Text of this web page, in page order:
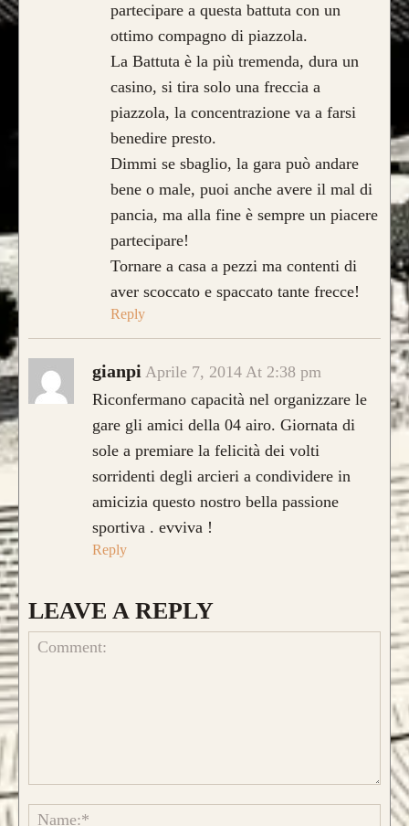
CONFIGURA E ORDINA IL
composta da4 lamine di legno.
partecipare a questa battuta con un
ottimo compagno di piazzola.
La Battuta è la più tremenda, dura un
casino, si tira solo una freccia a
piazzola, la concentrazione va a farsi
benedire presto.
Dimmi se sbaglio, la gara può andare
bene o male, puoi anche avere il mal di
pancia, ma alla fine è sempre un piacere
partecipare!
Tornare a casa a pezzi ma contenti di
aver scoccato e spaccato tante frecce!
Reply
gianpi Aprile 7, 2014 At 2:38 pm
Riconfermano capacità nel organizzare le
gare gli amici della 04 airo. Giornata di
sole a premiare la felicità dei volti
sorridenti degli arcieri a condividere in
amicizia questo nostro bella passione
sportiva . evviva !
Reply
LEAVE A REPLY